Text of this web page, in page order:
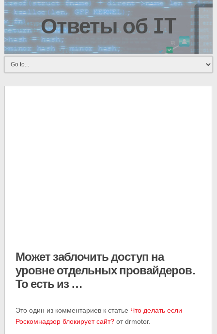
Ответы об IT
Может заблочить доступ на
уровне отдельных провайдеров.
То есть из …
Это один из комментариев к статье Что делать если
Роскомнадзор блокирует сайт?от drmotor.